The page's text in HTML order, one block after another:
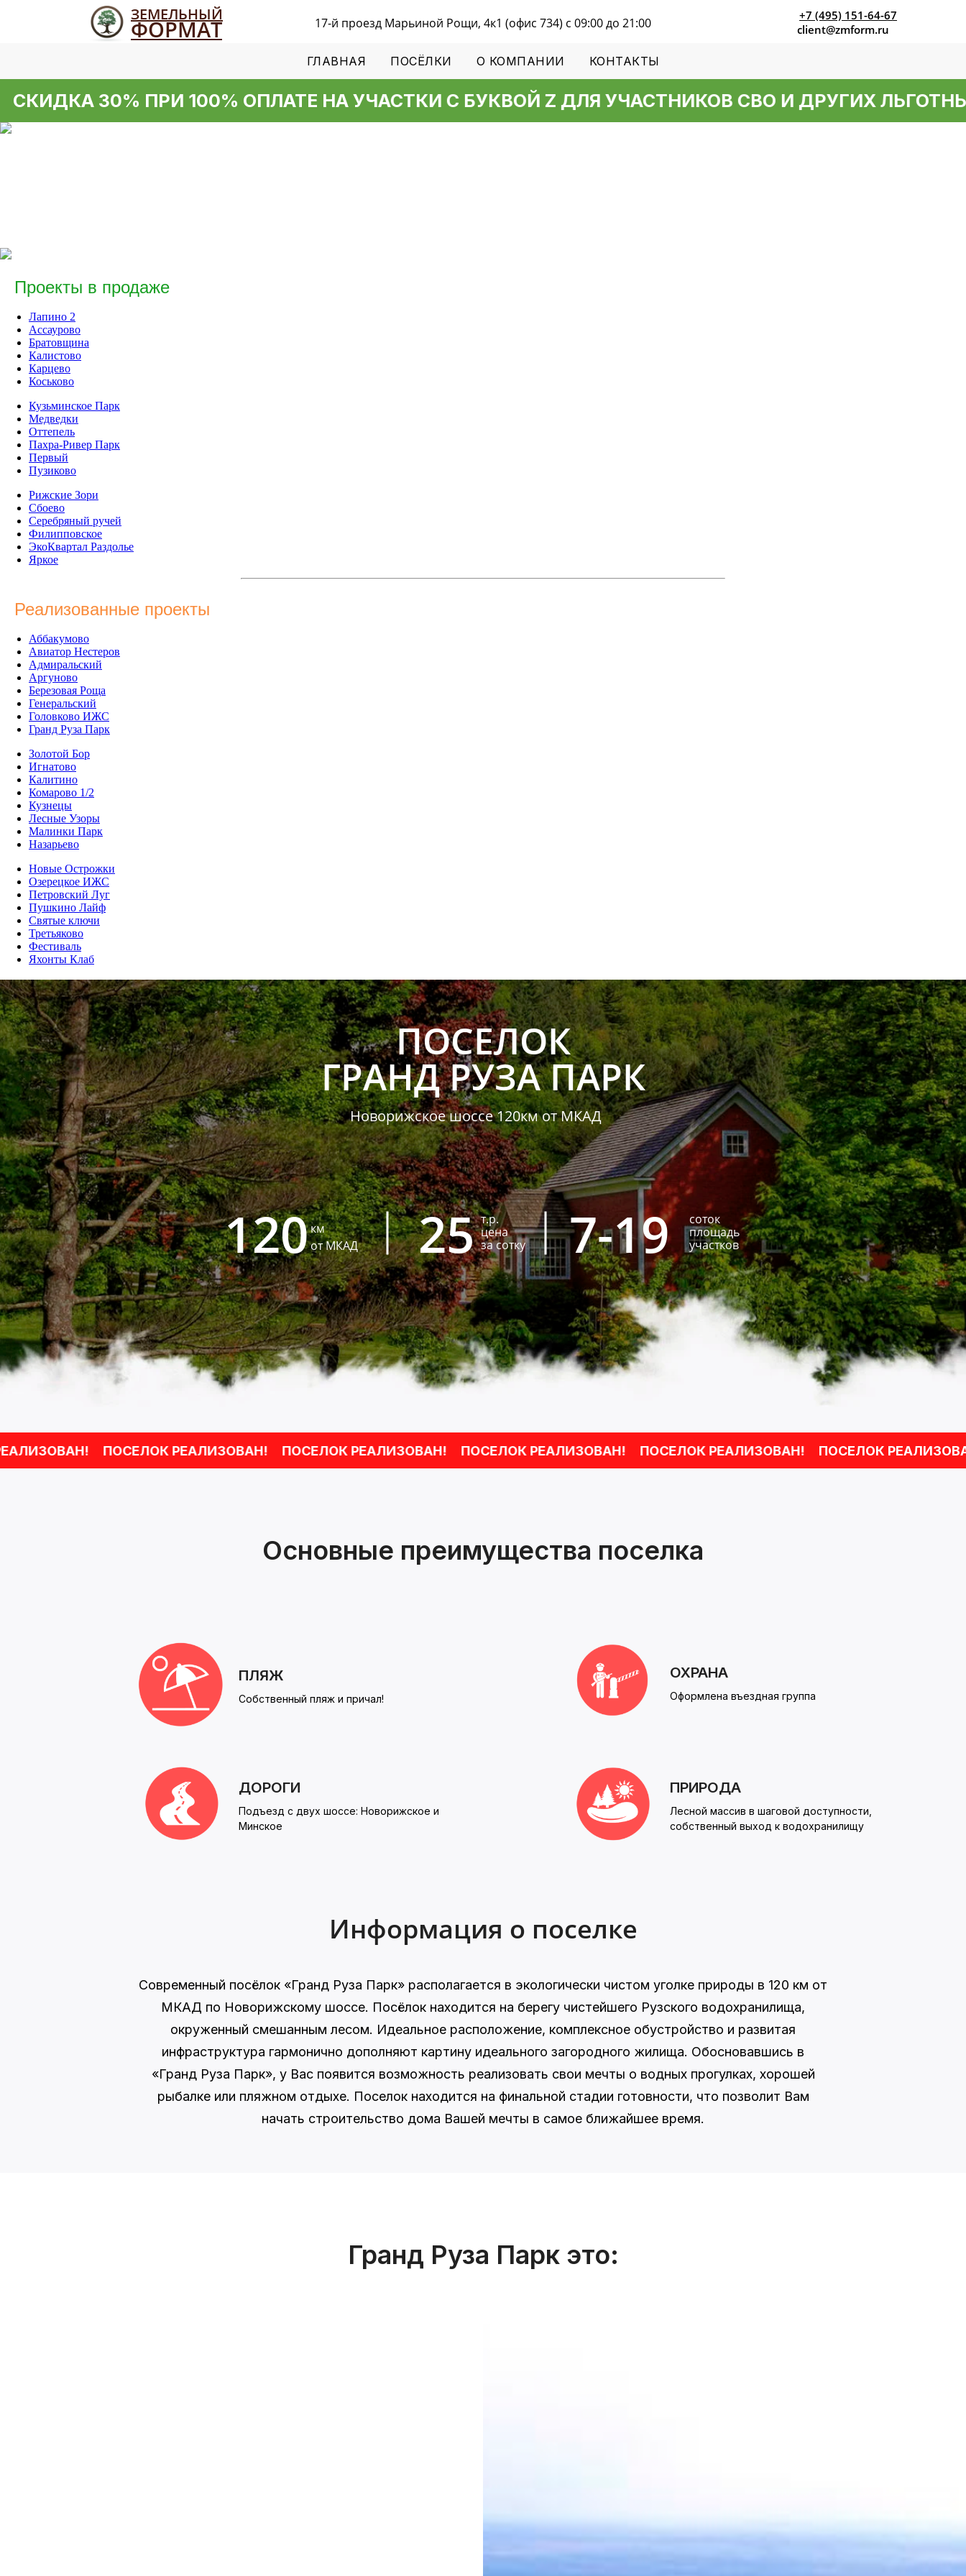
+7 (495) 151-64-67
client@zmform.ru
17-й проезд Марьиной Рощи, 4к1 (офис 734) с 09:00 до 21:00
ЗЕМЕЛЬНЫЙ
ФОРМАТ
ГЛАВНАЯ ПОСЁЛКИ О КОМПАНИИ КОНТАКТЫ
30% ПРИ 100% ОПЛАТЕ НА УЧАСТКИ С БУКВОЙ Z ДЛЯ УЧАСТНИКОВ СВО И ДРУГИХ
Проекты в продаже
Лапино 2
Ассаурово
Братовщина
Калистово
Карцево
Коськово
Кузьминское Парк
Медведки
Оттепель
Пахра-Ривер Парк
Первый
Пузиково
Рижские Зори
Сбоево
Серебряный ручей
Филипповское
ЭкоКвартал Раздолье
Яркое
Реализованные проекты
Аббакумово
Авиатор Нестеров
Адмиральский
Аргуново
Березовая Роща
Генеральский
Головково ИЖС
Гранд Руза Парк
Золотой Бор
Игнатово
Калитино
Комарово 1/2
Кузнецы
Лесные Узоры
Малинки Парк
Назарьево
Новые Острожки
Озерецкое ИЖС
Петровский Луг
Пушкино Лайф
Святые ключи
Третьяково
Фестиваль
Яхонты Клаб
ПОСЕЛОК
ГРАНД РУЗА ПАРК
Новорижское шоссе 120км от МКАД
120км
от МКАД
25 т.р.
цена
за сотку
7-19
соток
площадь
участков
ПОСЕЛОК РЕАЛИЗОВАН! ПОСЕЛОК РЕАЛИЗОВАН! ПОСЕЛОК РЕАЛИЗОВАН! ПОСЕЛОК РЕАЛИЗОВАН! ПОСЕЛОК РЕАЛИЗОВАН!
Основные преимущества поселка
ПЛЯЖ
Собственный пляж и причал!
ОХРАНА
Оформлена въездная группа
ДОРОГИ
Подъезд с двух шоссе: Новорижское и
Минское
ПРИРОДА
Лесной массив в шаговой доступности,
собственный выход к водохранилищу
Информация о поселке
Современный посёлок «Гранд Руза Парк» располагается в экологически чистом уголке природы в 120 км от
МКАД по Новорижскому шоссе. Посёлок находится на берегу чистейшего Рузского водохранилища,
окруженный смешанным лесом. Идеальное расположение, комплексное обустройство и развитая
инфраструктура гармонично дополняют картину идеального загородного жилища. Обосновавшись в
«Гранд Руза Парк», у Вас появится возможность реализовать свои мечты о водных прогулках, хорошей
рыбалке или пляжном отдыхе. Поселок находится на финальной стадии готовности, что позволит Вам
начать строительство дома Вашей мечты в самое ближайшее время.
Гранд Руза Парк это: